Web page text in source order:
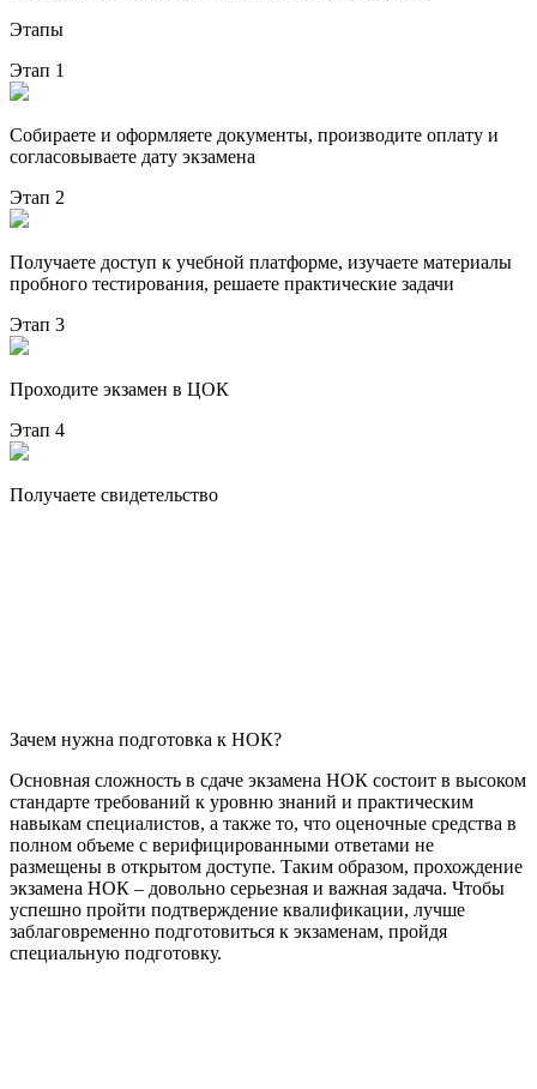
Этапы
Этап 1
Собираете и оформляете документы, производите оплату и
согласовываете дату экзамена
Этап 2
Получаете доступ к учебной платформе, изучаете материалы
пробного тестирования, решаете практические задачи
Этап 3
Проходите экзамен в ЦОК
Этап 4
Получаете свидетельство
Зачем нужна подготовка к НОК?
Основная сложность в сдаче экзамена НОК состоит в высоком
стандарте требований к уровню знаний и практическим
навыкам специалистов, а также то, что оценочные средства в
полном объеме с верифицированными ответами не
размещены в открытом доступе. Таким образом, прохождение
экзамена НОК – довольно серьезная и важная задача. Чтобы
успешно пройти подтверждение квалификации, лучше
заблаговременно подготовиться к экзаменам, пройдя
специальную подготовку.